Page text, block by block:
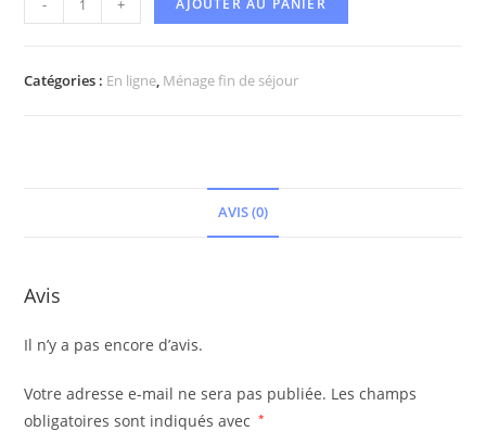
- + AJOUTER AU PANIER
Catégories : En ligne, Ménage fin de séjour
AVIS (0)
Avis
Il n’y a pas encore d’avis.
Votre adresse e-mail ne sera pas publiée. Les champs
obligatoires sont indiqués avec
*